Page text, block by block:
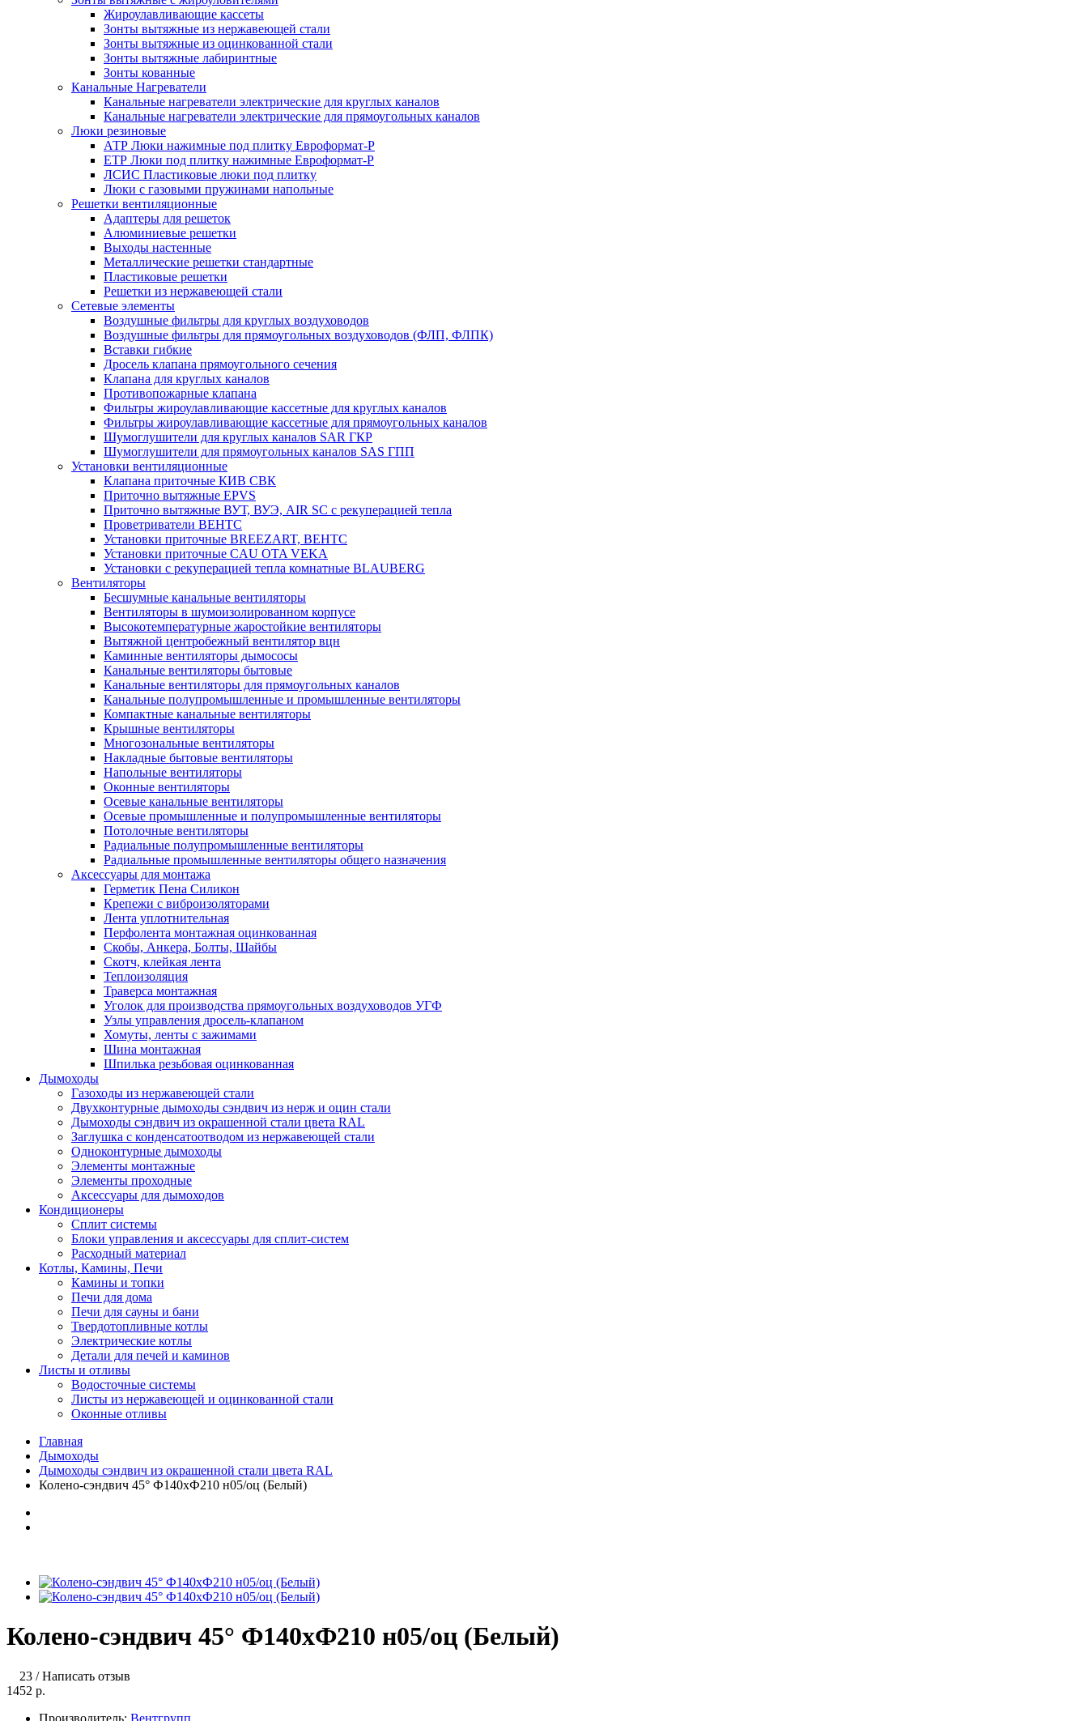
Жироулавливающие кассеты
Зонты вытяжные из нержавеющей стали
Зонты вытяжные из оцинкованной стали
Зонты вытяжные лабиринтные
Зонты кованные
Канальные Нагреватели
Канальные нагреватели электрические для круглых каналов
Канальные нагреватели электрические для прямоугольных каналов
Люки резиновые
АТР Люки нажимные под плитку Евроформат-Р
ЕТР Люки под плитку нажимные Евроформат-Р
ЛСИС Пластиковые люки под плитку
Люки с газовыми пружинами напольные
Решетки вентиляционные
Адаптеры для решеток
Алюминиевые решетки
Выходы настенные
Металлические решетки стандартные
Пластиковые решетки
Решетки из нержавеющей стали
Сетевые элементы
Воздушные фильтры для круглых воздуховодов
Воздушные фильтры для прямоугольных воздуховодов (ФЛП, ФЛПК)
Вставки гибкие
Дросель клапана прямоугольного сечения
Клапана для круглых каналов
Противопожарные клапана
Фильтры жироулавливающие кассетные для круглых каналов
Фильтры жироулавливающие кассетные для прямоугольных каналов
Шумоглушители для круглых каналов SAR ГКР
Шумоглушители для прямоугольных каналов SAS ГПП
Установки вентиляционные
Клапана приточные КИВ СВК
Приточно вытяжные EPVS
Приточно вытяжные ВУТ, ВУЭ, AIR SC с рекуперацией тепла
Проветриватели ВЕНТС
Установки приточные BREEZART, ВЕНТС
Установки приточные CAU OTA VEKA
Установки с рекуперацией тепла комнатные BLAUBERG
Вентиляторы
Бесшумные канальные вентиляторы
Вентиляторы в шумоизолированном корпусе
Высокотемпературные жаростойкие вентиляторы
Вытяжной центробежный вентилятор вцн
Каминные вентиляторы дымососы
Канальные вентиляторы бытовые
Канальные вентиляторы для прямоугольных каналов
Канальные полупромышленные и промышленные вентиляторы
Компактные канальные вентиляторы
Крышные вентиляторы
Многозональные вентиляторы
Накладные бытовые вентиляторы
Напольные вентиляторы
Оконные вентиляторы
Осевые канальные вентиляторы
Осевые промышленные и полупромышленные вентиляторы
Потолочные вентиляторы
Радиальные полупромышленные вентиляторы
Радиальные промышленные вентиляторы общего назначения
Аксессуары для монтажа
Герметик Пена Силикон
Крепежи с виброизоляторами
Лента уплотнительная
Перфолента монтажная оцинкованная
Скобы, Анкера, Болты, Шайбы
Скотч, клейкая лента
Теплоизоляция
Траверса монтажная
Уголок для производства прямоугольных воздуховодов УГФ
Узлы управления дросель-клапаном
Хомуты, ленты с зажимами
Шина монтажная
Шпилька резьбовая оцинкованная
Дымоходы
Газоходы из нержавеющей стали
Двухконтурные дымоходы сэндвич из нерж и оцин стали
Дымоходы сэндвич из окрашенной стали цвета RAL
Заглушка с конденсатоотводом из нержавеющей стали
Одноконтурные дымоходы
Элементы монтажные
Элементы проходные
Аксессуары для дымоходов
Кондиционеры
Сплит системы
Блоки управления и аксессуары для сплит-систем
Расходный материал
Котлы, Камины, Печи
Камины и топки
Печи для дома
Печи для сауны и бани
Твердотопливные котлы
Электрические котлы
Детали для печей и каминов
Листы и отливы
Водосточные системы
Листы из нержавеющей и оцинкованной стали
Оконные отливы
Главная
Дымоходы
Дымоходы сэндвич из окрашенной стали цвета RAL
Колено-сэндвич 45° Ф140хФ210 н05/оц (Белый)
Колено-сэндвич 45° Ф140хФ210 н05/оц (Белый)
23 /Написать отзыв
1452 р.
Производитель: Вентгрупп